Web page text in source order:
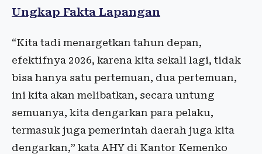
Ungkap Fakta Lapangan
“Kita tadi menargetkan tahun depan,
efektifnya 2026, karena kita sekali lagi, tidak
bisa hanya satu pertemuan, dua pertemuan,
ini kita akan melibatkan, secara untung
semuanya, kita dengarkan para pelaku,
termasuk juga pemerintah daerah juga kita
dengarkan,” kata AHY di Kantor Kemenko